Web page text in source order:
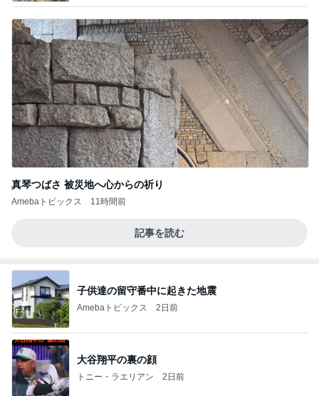
ガザル
真琴つばさ 被災地へ心からの祈り
Amebaトピックス 11時間前
記事を読む
子供達の留守番中に起きた地震
Amebaトピックス 2日前
大谷翔平の裏の顔
トニー・ラエリアン 2日前